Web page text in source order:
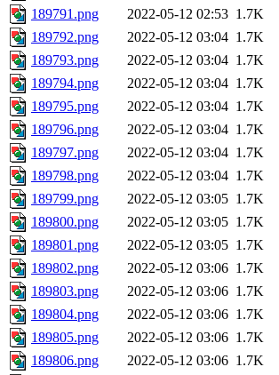
189791.png
2022-05-12 02:53 1.7K
189792.png
2022-05-12 03:04 1.7K
189793.png
2022-05-12 03:04 1.7K
189794.png
2022-05-12 03:04 1.7K
189795.png
2022-05-12 03:04 1.7K
189796.png
2022-05-12 03:04 1.7K
189797.png
2022-05-12 03:04 1.7K
189798.png
2022-05-12 03:04 1.7K
189799.png
2022-05-12 03:05 1.7K
189800.png
2022-05-12 03:05 1.7K
189801.png
2022-05-12 03:05 1.7K
189802.png
2022-05-12 03:06 1.7K
189803.png
2022-05-12 03:06 1.7K
189804.png
2022-05-12 03:06 1.7K
189805.png
2022-05-12 03:06 1.7K
189806.png
2022-05-12 03:06 1.7K